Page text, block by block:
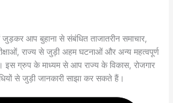
जुड़कर आप बुहाना से संबंधित ताजातरीन समाचार,
राज्य से जुड़ी अहम घटनाओं और अन्य महत्वपूर्ण
ग्रुप के माध्यम से आप राज्य के विकास, रोजगार
से जुड़ी जानकारी साझा कर सकते हैं।